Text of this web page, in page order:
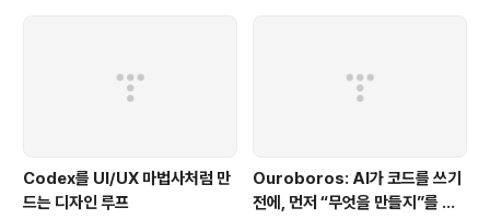
Codex를 UI/UX 마법사처럼 만
드는 디자인 루프
Ouroboros: AI가 코드를 쓰기
전에, 먼저 “무엇을 만들지”를 끝